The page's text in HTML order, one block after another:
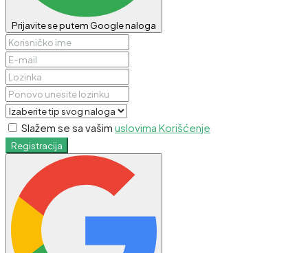
Prijavite se putem Google naloga
Slažem se sa vašim uslovima Korišćenje
Registracija